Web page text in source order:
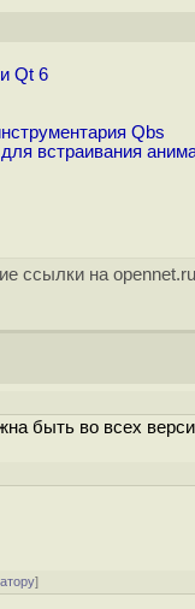
Qt 6
Qbs
встраивания
ссылки на
быть во всех
]